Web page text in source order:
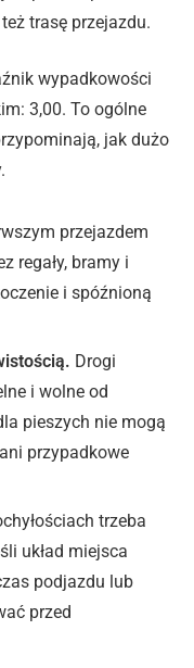
trasę przejazdu.
wypadkowości
3,00. To ogólne
jak dużo
przejazdem
regały, bramy i
i spóźnioną
Drogi
i wolne od
pieszych nie mogą
przypadkowe
trzeba
układ miejsca
podjazdu lub
przed